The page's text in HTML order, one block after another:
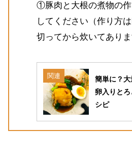
①豚肉と大根の煮物の
してください（作り方
切ってから炊いてありま
関連
簡単に？大
卵入りと
シピ